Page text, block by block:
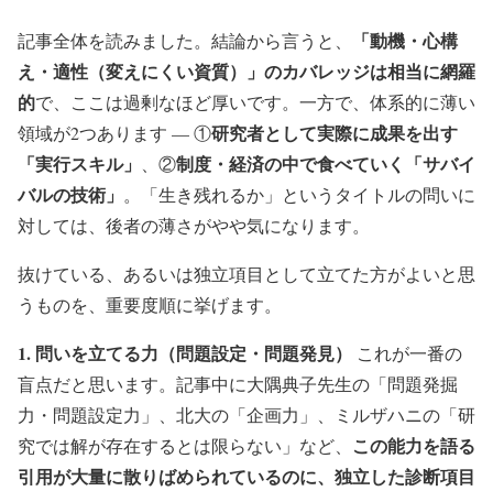
記事全体を読みました。結論から言うと、
「動機・心構
え・適性（変えにくい資質）」のカバレッジは相当に網羅
的で、ここは過剰なほど厚いです。一方で、体系的に薄い
領域が2つあります — ①研究者として実際に成果を出す
「実行スキル」
、②制度・経済の中で食べていく「サバイ
バルの技術」 。「生き残れるか」というタイトルの問いに
対しては、後者の薄さがやや気になります。
抜けている、あるいは独立項目として立てた方がよいと思
うものを、重要度順に挙げます。
1. 問いを立てる力（問題設定・問題発見）
これが一番の
盲点だと思います。記事中に大隅典子先生の「問題発掘
力・問題設定力」、北大の「企画力」、ミルザハニの「研
究では解が存在するとは限らない」など、 この能力を語る
引用が大量に散りばめられているのに、独立した診断項目